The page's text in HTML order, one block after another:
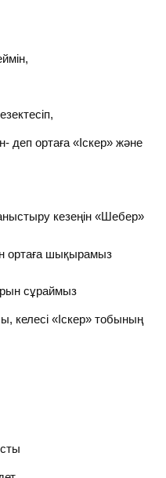
деп ортаға «Іскер» және
кезеңін «Шебер»
ортаға шықырамыз
сұраймыз
келесі «Іскер» тобының